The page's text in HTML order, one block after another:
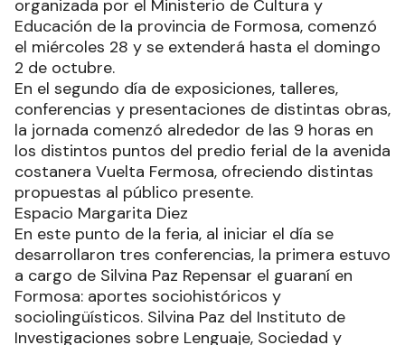
organizada por el Ministerio de Cultura y
Educación de la provincia de Formosa, comenzó
el miércoles 28 y se extenderá hasta el domingo
2 de octubre.
En el segundo día de exposiciones, talleres,
conferencias y presentaciones de distintas obras,
la jornada comenzó alrededor de las 9 horas en
los distintos puntos del predio ferial de la avenida
costanera Vuelta Fermosa, ofreciendo distintas
propuestas al público presente.
Espacio Margarita Diez
En este punto de la feria, al iniciar el día se
desarrollaron tres conferencias, la primera estuvo
a cargo de Silvina Paz Repensar el guaraní en
Formosa: aportes sociohistóricos y
sociolingüísticos. Silvina Paz del Instituto de
Investigaciones sobre Lenguaje, Sociedad y